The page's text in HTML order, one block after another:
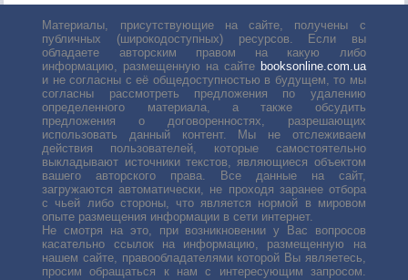
Материалы, присутствующие на сайте, получены с
публичных (широкодоступных) ресурсов. Если вы
обладаете авторским правом на какую либо
информацию, размещенную на сайте booksonline.com.ua
и не согласны с её общедоступностью в будущем, то мы
согласны рассмотреть предложения по удалению
определенного материала, а также обсудить
предложения о договоренностях, разрешающих
использовать данный контент. Мы не отслеживаем
действия пользователей, которые самостоятельно
выкладывают источники текстов, являющиеся объектом
вашего авторского права. Все данные на сайт,
загружаются автоматически, не проходя заранее отбора
с чьей либо стороны, что является нормой в мировом
опыте размещения информации в сети интернет.
Не смотря на это, при возникновении у Вас вопросов
касательно ссылок на информацию, размещенную на
нашем сайте, правообладателями которой Вы являетесь,
просим обращаться к нам с интересующим запросом.